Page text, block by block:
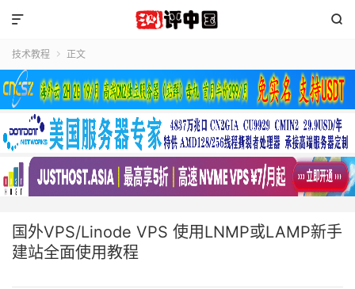


技术教程  正文
国外VPS/Linode VPS 使用LNMP或LAMP新手
建站全面使用教程